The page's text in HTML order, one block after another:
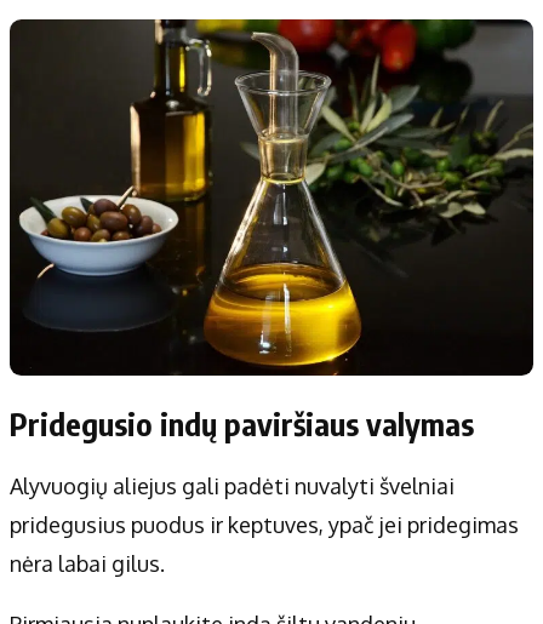
Pridegusio indų paviršiaus valymas
Alyvuogių aliejus gali padėti nuvalyti švelniai
pridegusius puodus ir keptuves, ypač jei pridegimas
nėra labai gilus.